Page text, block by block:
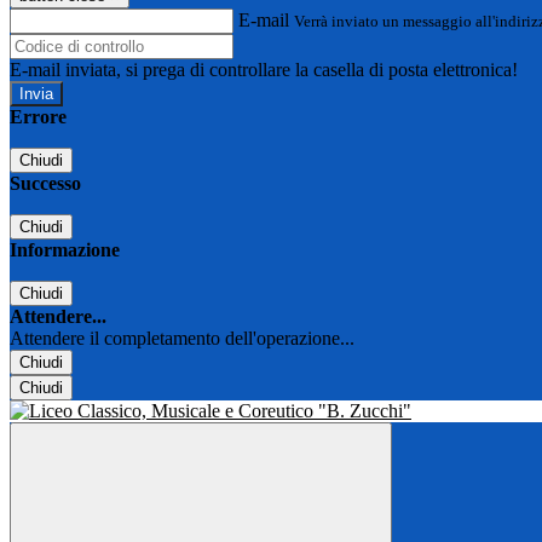
E-mail Verrà inviato un messaggio
E-mail inviata, si prega di controllare la casella di posta elettronica!
Errore
Chiudi
Successo
Chiudi
Informazione
Chiudi
Attendere...
Attendere il completamento dell'operazione...
Chiudi
Chiudi